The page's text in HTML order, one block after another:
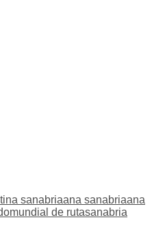
sanabriaana sanabriaana
mundial de rutasanabria